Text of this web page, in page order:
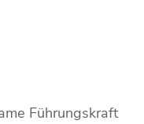
Führungskraft